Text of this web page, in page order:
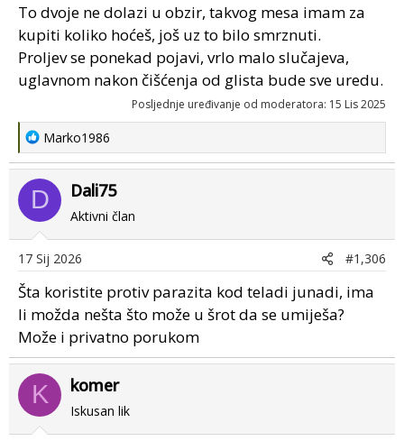
To dvoje ne dolazi u obzir, takvog mesa imam za
kupiti koliko hoćeš, još uz to bilo smrznuti.
Proljev se ponekad pojavi, vrlo malo slučajeva,
uglavnom nakon čišćenja od glista bude sve uredu.
Posljednje uređivanje od moderatora: 15 Lis 2025
R
e
a
c
t
n
s
Marko1986
D Dali75
Aktivni član
17 Sij 2026 #1,306
Šta koristite protiv parazita kod teladi junadi, ima
li možda nešta što može u šrot da se umiješa?
Može i privatno porukom
K komer
Iskusan lik